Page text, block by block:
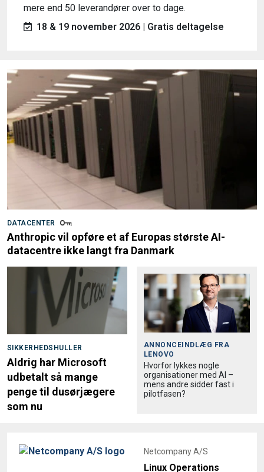
mere end 50 leverandører over to dage.
18 & 19 november 2026 | Gratis deltagelse
DATACENTER
Anthropic vil opføre et af Europas største AI-
datacentre ikke langt fra Danmark
SIKKERHEDSHULLER
Aldrig har Microsoft
udbetalt så mange
penge til dusørjægere
som nu
ANNONCEINDLÆG FRA
LENOVO
Hvorfor lykkes nogle
organisationer med AI –
mens andre sidder fast i
pilotfasen?
Netcompany A/S
Linux Operations